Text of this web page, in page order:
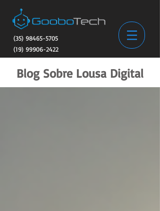
(35) 98465-5705
(19) 99906-2422
Blog Sobre Lousa Digital